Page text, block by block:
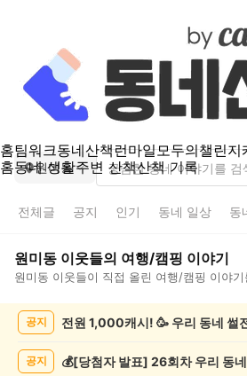
홈팀워크동네산책런마일모두의챌린지
홈동네 생활주변 산책산책 기록
원미동
전체글 공지 인기 동네 일상 동
원미동 이웃들의 여행/캠핑 이야기
원미동 이웃들이 직접 올린 여행/캠핑 이야
공지 전원 1,000캐시! 🥳 우리 동네 썰
공지